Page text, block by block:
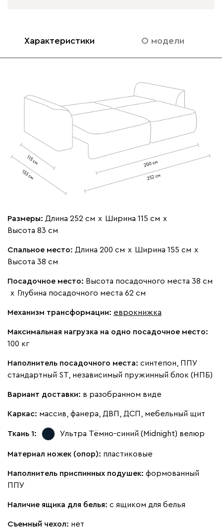
Бежевый Графит Олива
Геста 3098
Бежевый Изумруд
Вулли
Кларинс
Характеристики О модели
Размеры: Длина 252 см х Ширина 115 см х
Высота 83 см
Спальное место: Длина 200 см х Ширина 155 см х
Высота 38 см
Посадочное место: Высота посадочного места 38 см
х Глубина посадочного места 62 см
Механизм трансформации: еврокнижка
Максимальная нагрузка на одно посадочное место:
100 кг
Наполнитель посадочного места: синтепон, ППУ
стандартный ST, независимый пружинный блок (НПБ)
Вариант доставки: в разобранном виде
Каркас: массив, фанера, ДВП, ДСП, мебельный щит
Ткань 1: Ультра Тёмно-синий (Midnight) велюр
Материал ножек (опор): пластиковые
Наполнитель приспинных подушек: формованный
ППУ
Наличие ящика для белья: с ящиком для белья
Съемный чехол: нет